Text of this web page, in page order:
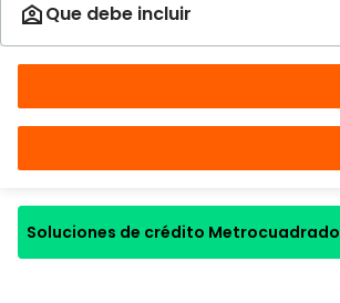
Soluciones de crédito Metrocuadrado